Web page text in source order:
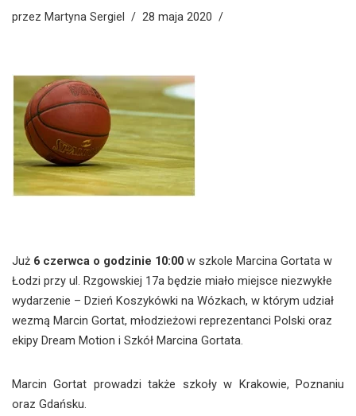
przez Martyna Sergiel 28 maja 2020
Już 6 czerwca o godzinie 10:00 w szkole Marcina Gortata w
Łodzi przy ul. Rzgowskiej 17a będzie miało miejsce niezwykłe
wydarzenie – Dzień Koszykówki na Wózkach, w którym udział
wezmą Marcin Gortat, młodzieżowi reprezentanci Polski oraz
ekipy Dream Motion i Szkół Marcina Gortata.
Marcin Gortat prowadzi także szkoły w Krakowie, Poznaniu
oraz Gdańsku.